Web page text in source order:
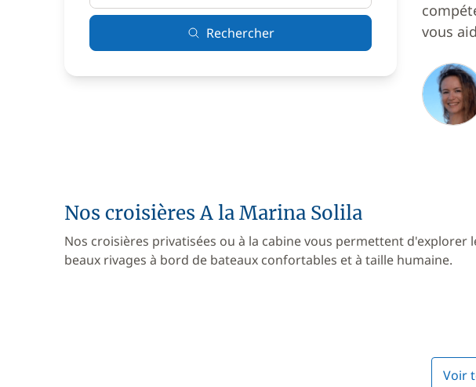
Rechercher
vous
Nos croisières A la Marina Solila
Nos croisières privatisées ou à la cabine vous permettent d'explorer
beaux rivages à bord de bateaux confortables et à taille humaine.
Voir